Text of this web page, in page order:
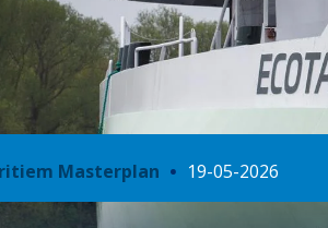
Masterplan 19-05-2026